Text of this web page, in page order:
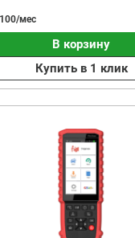
мес
В корзину
Купить в 1 клик